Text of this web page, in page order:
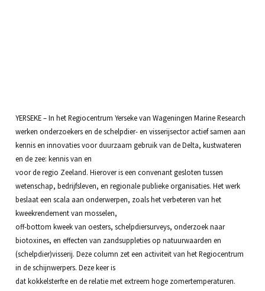
YERSEKE – In het Regiocentrum Yerseke van Wageningen Marine Research
werken onderzoekers en de schelpdier- en visserijsector actief samen aan
kennis en innovaties voor duurzaam gebruik van de Delta, kustwateren
en de zee: kennis van en
voor de regio Zeeland. Hierover is een convenant gesloten tussen
wetenschap, bedrijfsleven, en regionale publieke organisaties. Het werk
beslaat een scala aan onderwerpen, zoals het verbeteren van het
kweekrendement van mosselen,
off-bottom kweek van oesters, schelpdiersurveys, onderzoek naar
biotoxines, en effecten van zandsuppleties op natuurwaarden en
(schelpdier)visserij. Deze column zet een activiteit van het Regiocentrum
in de schijnwerpers. Deze keer is
dat kokkelsterfte en de relatie met extreem hoge zomertemperaturen.